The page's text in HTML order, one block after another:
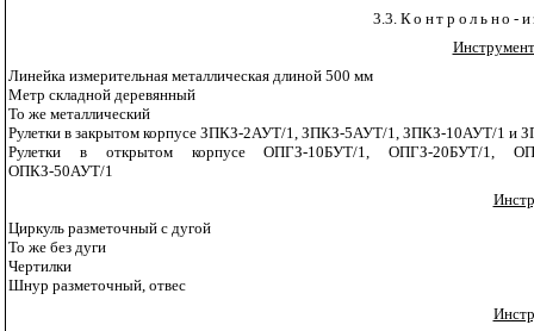
3.3.Контрольно-
Линейка измерительная металлическая длиной 500 мм
Метр складной деревянный
То же металлический
Рулетки в закрытом корпусе ЗПКЗ-2АУТ/1, ЗПКЗ-5АУТ/1, ЗПКЗ-10АУТ/1 и
Рулетки в открытом корпусе ОПГЗ-10БУТ/1, ОПГЗ-20БУТ/1,
ОПКЗ-50АУТ/1
Циркуль разметочный с дугой
То же без дуги
Чертилки
Шнур разметочный, отвес